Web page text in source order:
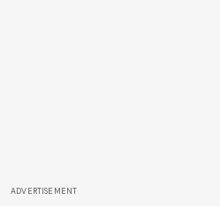
ADVERTISEMENT